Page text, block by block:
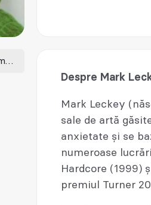
Expoziția principală 2024: cover me softly
Despre Mark
Mark Leckey
sale de artă
anxietate și se
numeroase
Hardcore (1999)
premiul Turner